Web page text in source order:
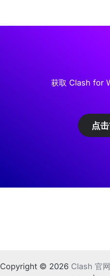
获取 Clash for
点
Copyright © 2026 Clash 官网